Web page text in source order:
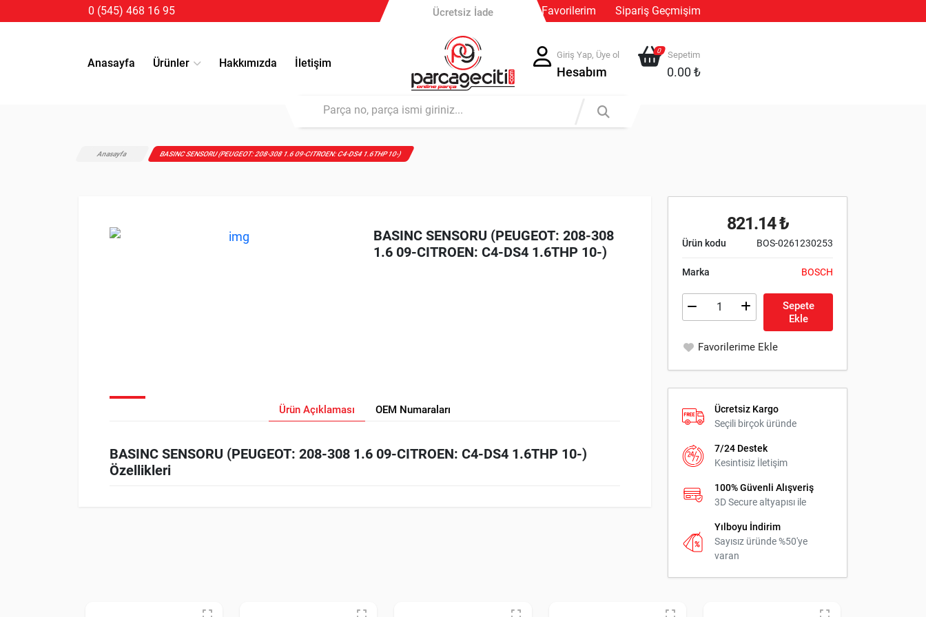
0 (545) 468 16 95
Ücretsiz İade
Favorilerim Sipariş Geçmişim
Anasayfa Ürünler Hakkımızda İletişim
Giriş Yap, Üye ol
Hesabım
0 Sepetim
0.00 ₺
Anasayfa BASINC SENSORU (PEUGEOT: 208-308 1.6 09-CITROEN: C4-DS4 1.6THP 10-)
BASINC SENSORU (PEUGEOT: 208-308
1.6 09-CITROEN: C4-DS4 1.6THP 10-)
Ürün Açıklaması OEM Numaraları
BASINC SENSORU (PEUGEOT: 208-308 1.6 09-CITROEN: C4-DS4 1.6THP 10-)
Özellikleri
821.14 ₺
Ürün kodu BOS-0261230253
Marka BOSCH
Sepete
Ekle
Favorilerime Ekle
Ücretsiz Kargo
Seçili birçok üründe
7/24 Destek
Kesintisiz İletişim
100% Güvenli Alışveriş
3D Secure altyapısı ile
Yılboyu İndirim
Sayısız üründe %50'ye
varan